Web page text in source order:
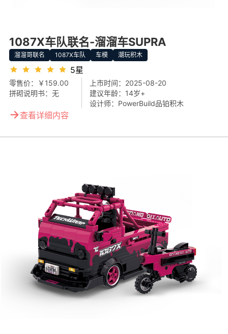
1087X车队联名-溜溜车SUPRA
溜溜哥联名 1087X车队 车模 潮玩积木
5星
零售价：
￥159.00
拼砌说明书： 无
上市时间： 2025-08-20
建议年龄： 14岁+
设计师： PowerBuild品铂积木
→查看详细内容